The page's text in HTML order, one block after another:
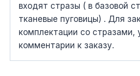
вxодят стразы ( в базовой
тканевые пуговицы) . Для
комплектации со стразами,
комментарии к заказу.